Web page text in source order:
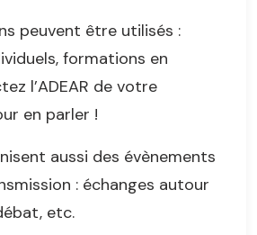
peuvent être utilisés :
formations en
l’ADEAR de votre
en parler !
aussi des évènements
: échanges autour
etc.